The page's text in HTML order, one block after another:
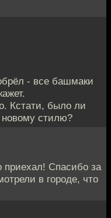
- все башмаки
Кстати, было ли
новому стилю?
Спасибо за
в городе, что